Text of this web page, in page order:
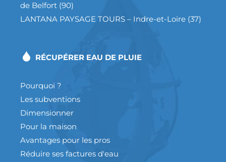
de Belfort (90)
LANTANA PAYSAGE TOURS – Indre-et-Loire (37)
RÉCUPÉRER EAU DE PLUIE
Pourquoi ?
Les subventions
Dimensionner
Pour la maison
Avantages pour les pros
Réduire ses factures d'eau